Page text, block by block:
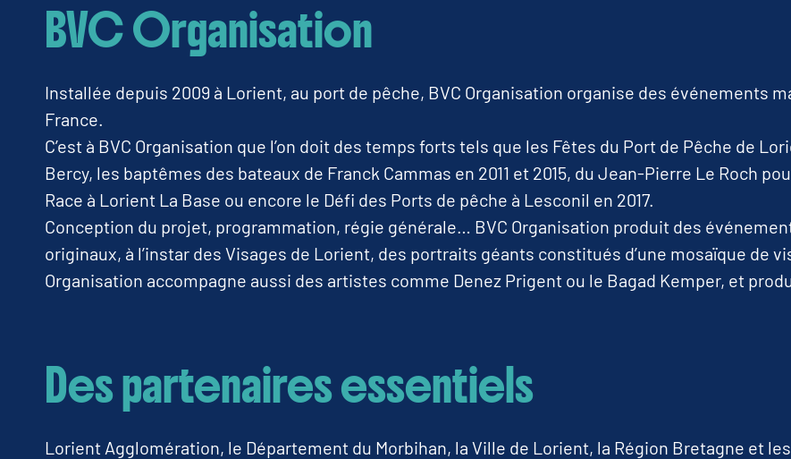
BVC Organisation
Installée depuis 2009 à Lorient, au port de pêche, BVC Organisation organise des événements
France.
C’est à BVC Organisation que l’on doit des temps forts tels que les Fêtes du Port de Pêche de
Bercy, les baptêmes des bateaux de Franck Cammas en 2011 et 2015, du Jean-Pierre Le Roch
Race à Lorient La Base ou encore le Défi des Ports de pêche à Lesconil en 2017.
Conception du projet, programmation, régie générale… BVC Organisation produit des
originaux, à l’instar des Visages de Lorient, des portraits géants constitués d’une mosaïque de
Organisation accompagne aussi des artistes comme Denez Prigent ou le Bagad Kemper, et
Des partenaires essentiels
Lorient Agglomération, le Département du Morbihan, la Ville de Lorient, la Région Bretagne et